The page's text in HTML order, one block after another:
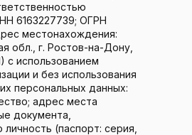
6163227739; ОГРН
местонахождения:
обл., г. Ростов-на-Дону,
с использованием
и без использования
персональных данных:
адрес места
документа,
(паспорт: серия,